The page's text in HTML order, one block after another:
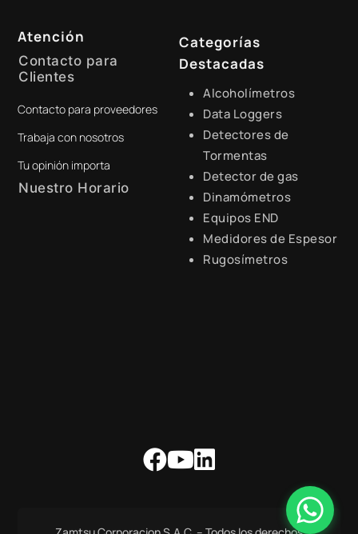
Atención
Contacto para
Clientes
+51 941 525 454
digital@zamtsu.com
Contacto para proveedores
Trabaja con nosotros
Tu opinión importa
Nuestro Horario
Categorías
Destacadas
Alcoholímetros
Data Loggers
Detectores de
Tormentas
Detector de gas
Dinamómetros
Equipos END
Medidores de Espesor
Rugosímetros